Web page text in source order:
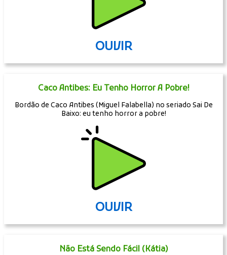
OUVIR
Caco Antibes: Eu Tenho Horror A Pobre!
Bordão de Caco Antibes (Miguel Falabella) no seriado Sai De
Baixo: eu tenho horror a pobre!
OUVIR
Não Está Sendo Fácil (Kátia)